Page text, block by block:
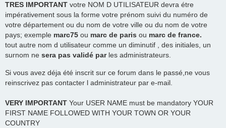
TRES IMPORTANT votre NOM D UTILISATEUR devra étre
impérativement sous la forme votre prénom suivi du numéro de
votre département ou du nom de votre ville ou du nom de votre
pays; exemple marc75 ou marc de paris ou marc de france.
tout autre nom d utilisateur comme un diminutif , des initiales, un
surnom ne sera pas validé parles administrateurs.
Si vous avez déja été inscrit sur ce forum dans le passé,ne vous
reinscrivez pas contacter l administrateur par e-mail.
VERY IMPORTANT Your USER NAME must be mandatory YOUR
FIRST NAME FOLLOWED WITH YOUR TOWN OR YOUR
COUNTRY